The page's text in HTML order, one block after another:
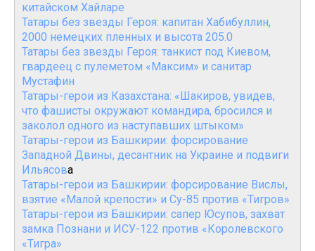
китайском Хайларе
Татары без звезды Героя: капитан Хабибуллин,
2000 немецких пленных и высота 205.0
Татары без звезды Героя: танкист под Киевом,
гвардеец с пулеметом «Максим» и санитар
Мустафин
Татары-герои из Казахстана: «Шакиров, увидев,
что фашисты окружают командира, бросился и
заколол одного из наступавших штыком»
Татары-герои из Башкирии: форсирование
Западной Двины, десантник на Украине и подвиги
Ильясова
Татары-герои из Башкирии: форсирование Вислы,
взятие «Малой крепости» и Су-85 против «Тигров»
Татары-герои из Башкирии: сапер Юсупов, захват
замка Познани и ИСУ-122 против «Королевского
«Тигра»